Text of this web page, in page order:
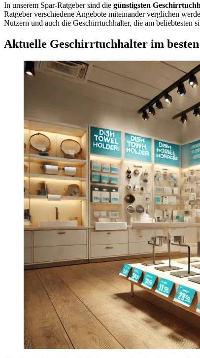
In unserem Spar-Ratgeber sind die günstigsten
Ratgeber verschiedene Angebote miteinander verglichen
Nutzern und auch die Geschirrtuchhalter, die am beliebtesten
Aktuelle Geschirrtuchhalter im